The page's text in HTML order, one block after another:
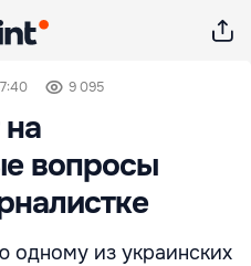
9 095
на
вопросы
одному из украинских